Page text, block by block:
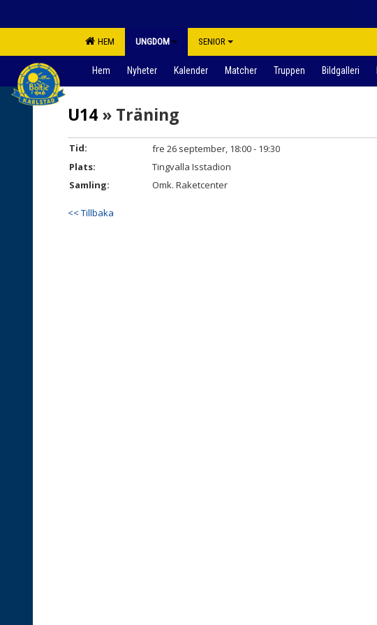
HEM UNGDOM SENIOR
Hem Nyheter Kalender Matcher Truppen Bildgalleri
U14 » Träning
Tid:
fre 26 september, 18:00 - 19:30
Plats:
Tingvalla Isstadion
Samling:
Omk. Raketcenter
<< Tillbaka